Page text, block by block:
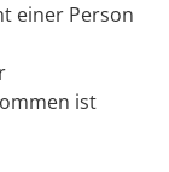
einer Person
ist